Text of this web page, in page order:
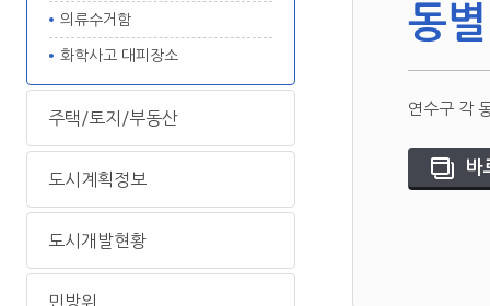
의류수거함
화학사고 대피장소
주택/토지/부동산
도시계획정보
도시개발현황
민방위
동
연수구 각
바